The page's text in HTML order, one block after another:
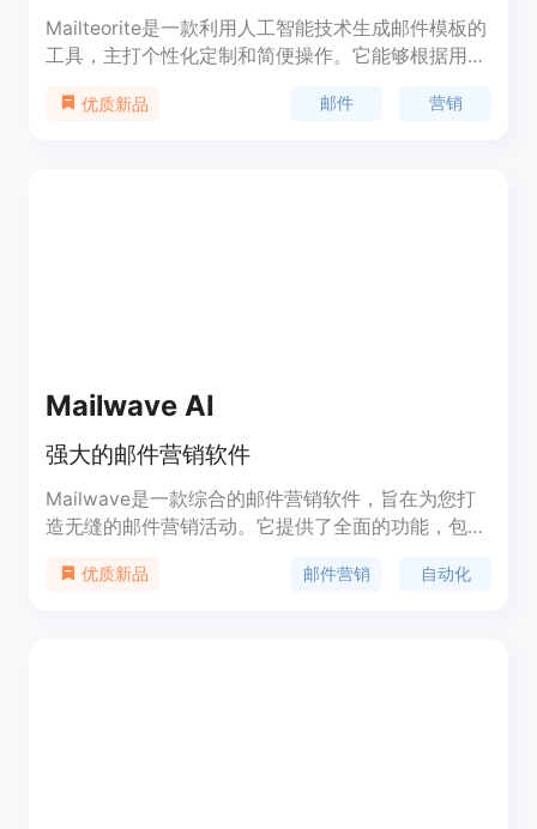
Mailteorite是一款利用人工智能技术生成邮件模板的
工具，主打个性化定制和简便操作。它能够根据用户
板，为用户节省时间和精力。
优质新品 邮件 营销
Mailwave AI
强大的邮件营销软件
Mailwave是一款综合的邮件营销软件，旨在为您打
造无缝的邮件营销活动。它提供了全面的功能，包括
无论您是营销专家还是小型企业主，Mailwave都能
优质新品 邮件营销 自动化